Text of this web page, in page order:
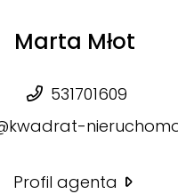
Marta Młot
531701609
Profil agenta